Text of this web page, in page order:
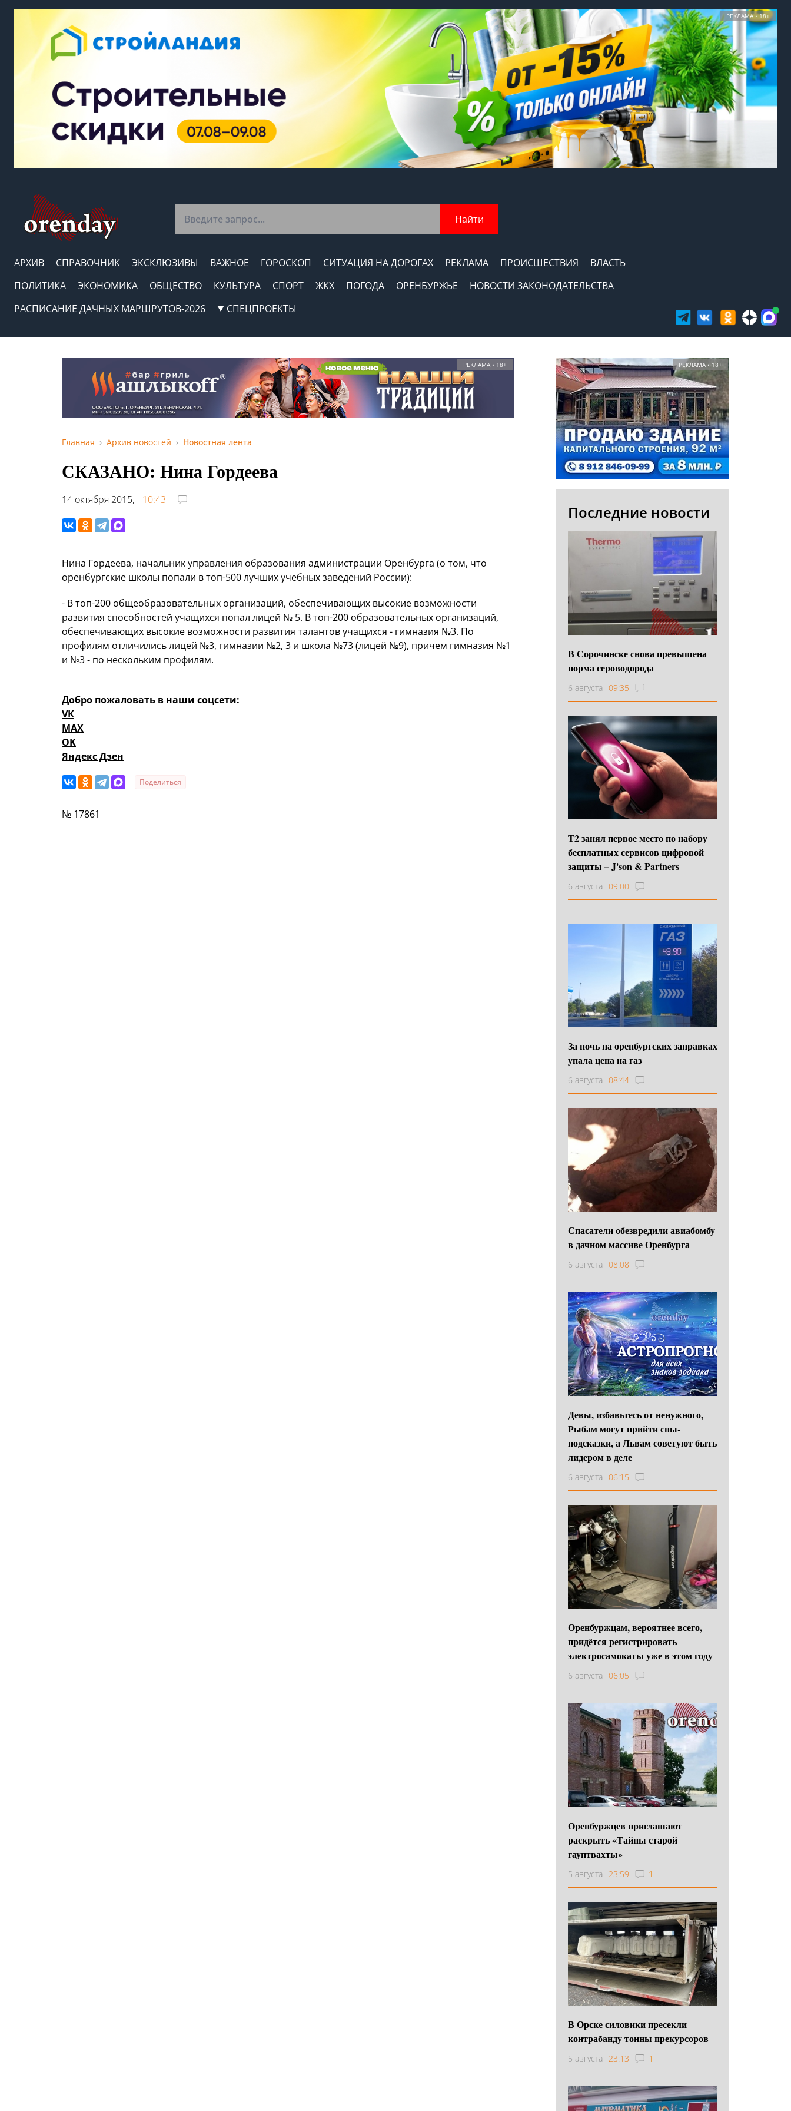
РЕКЛАМА • 18+
Найти
АРХИВ СПРАВОЧНИК ЭКСКЛЮЗИВЫ ВАЖНОЕ ГОРОСКОП СИТУАЦИЯ НА ДОРОГАХ РЕКЛАМА ПРОИСШЕСТВИЯ
ВЛАСТЬ
ПОЛИТИКА
ЭКОНОМИКА ОБЩЕСТВО КУЛЬТУРА СПОРТ ЖКХ ПОГОДА ОРЕНБУРЖЬЕ
НОВОСТИ ЗАКОНОДАТЕЛЬСТВА
РАСПИСАНИЕ ДАЧНЫХ МАРШРУТОВ-2026
СПЕЦПРОЕКТЫ
РЕКЛАМА • 18+
Главная Архив новостей Новостная лента
СКАЗАНО: Нина Гордеева
14 октября 2015, 10:43
Нина Гордеева, начальник управления образования администрации Оренбурга (о том, что
оренбургские школы попали в топ-500 лучших учебных заведений России):
- В топ-200 общеобразовательных организаций, обеспечивающих высокие возможности
развития способностей учащихся попал лицей № 5. В топ-200 образовательных организаций,
обеспечивающих высокие возможности развития талантов учащихся - гимназия №3. По
профилям отличились лицей №3, гимназии №2, 3 и школа №73 (лицей №9), причем гимназия №1
и №3 - по нескольким профилям.
Добро пожаловать в наши соцсети:
VK
MAX
OK
Яндекс Дзен
Поделиться
№ 17861
РЕКЛАМА • 18+
Последние новости
В Сорочинске снова превышена
норма сероводорода
6 августа 09:35
Т2 занял первое место по набору
бесплатных сервисов цифровой
защиты – J'son & Partners
6 августа 09:00
За ночь на оренбургских заправках
упала цена на газ
6 августа 08:44
Спасатели обезвредили авиабомбу
в дачном массиве Оренбурга
6 августа 08:08
Девы, избавьтесь от ненужного,
Рыбам могут прийти сны-
подсказки, а Львам советуют быть
лидером в деле
6 августа 06:15
Оренбуржцам, вероятнее всего,
придётся регистрировать
электросамокаты уже в этом году
6 августа 06:05
Оренбуржцев приглашают
раскрыть «Тайны старой
гауптвахты»
5 августа 23:59 1
В Орске силовики пресекли
контрабанду тонны прекурсоров
5 августа 23:13 1